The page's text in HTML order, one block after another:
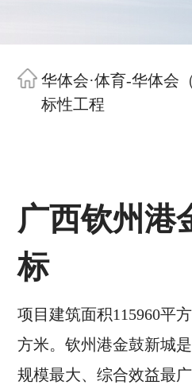
华体会·体育-华体会
标性工程
广西钦州港
标
项目建筑面积115960平
方米。钦州港金鼓新城
规模最大、综合效益最